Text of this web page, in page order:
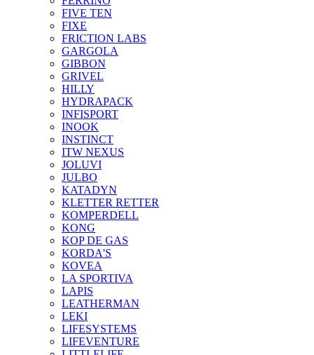
FIVE TEN
FIXE
FRICTION LABS
GARGOLA
GIBBON
GRIVEL
HILLY
HYDRAPACK
INFISPORT
INOOK
INSTINCT
ITW NEXUS
JOLUVI
JULBO
KATADYN
KLETTER RETTER
KOMPERDELL
KONG
KOP DE GAS
KORDA'S
KOVEA
LA SPORTIVA
LAPIS
LEATHERMAN
LEKI
LIFESYSTEMS
LIFEVENTURE